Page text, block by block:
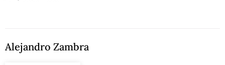
Alejandro Zambra